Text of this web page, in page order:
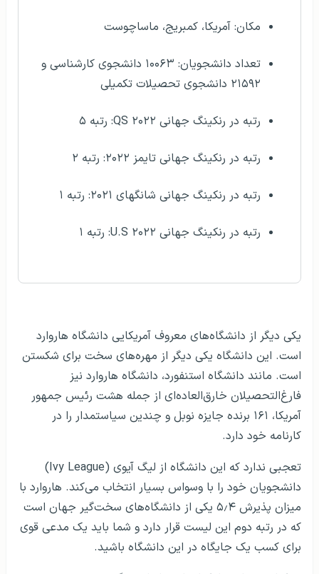
مکان: آمریکا، کمبریج، ماساچوست
تعداد دانشجویان: ۱۰۰۶۳ دانشجوی کارشناسی و
۲۱۵۹۲ دانشجوی تحصیلات تکمیلی
رتبه در رنکینگ جهانی QS ۲۰۲۲: رتبه ۵
رتبه در رنکینگ جهانی تایمز ۲۰۲۲: رتبه ۲
رتبه در رنکینگ جهانی شانگهای ۲۰۲۱: رتبه ۱
رتبه در رنکینگ جهانی U.S ۲۰۲۲: رتبه ۱
یکی دیگر از دانشگاه‌های معروف آمریکایی دانشگاه هاروارد
است. این دانشگاه یکی دیگر از مهره‌های سخت برای شکستن
است. مانند دانشگاه استنفورد، دانشگاه هاروارد نیز
فارغ‌التحصیلان خارق‌العاده‌ای از جمله هشت رئیس جمهور
آمریکا، ۱۶۱ برنده جایزه نوبل و چندین سیاستمدار را در
کارنامه خود دارد.
تعجبی ندارد که این دانشگاه از لیگ آیوی (Ivy League)
دانشجویان خود را با وسواس بسیار انتخاب می‌کند. هاروارد با
میزان پذیرش ۵٫۴ یکی از دانشگاه‌های سخت‌گیر جهان است
که در رتبه دوم این لیست قرار دارد و شما باید یک مدعی قوی
برای کسب یک جایگاه در این دانشگاه باشید.